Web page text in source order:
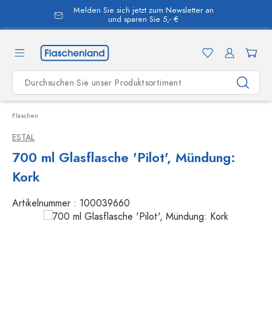
springen
Melden Sie sich jetzt zum Newsletter an
und sparen Sie 5,- €
Flaschen
ESTAL
700 ml Glasflasche 'Pilot', Mündung:
Kork
Artikelnummer : 100039660